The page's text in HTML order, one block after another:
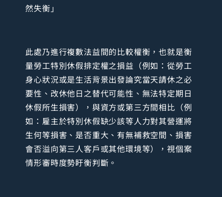
然失衡」
此處乃進行複數法益間的比較權衡，也就是衡
量勞工特別休假排定權之損益（例如：從勞工
身心狀況或是生活背景出發論究當天請休之必
要性、改休他日之替代可能性、無法特定期日
休假所生損害），與資方或第三方間相比（例
如：雇主於特別休假缺少該等人力對其營運將
生何等損害、是否重大、有無補救空間、損害
會否溢向第三人客戶或其他環境等），視個案
情形審時度勢盱衡判斷。